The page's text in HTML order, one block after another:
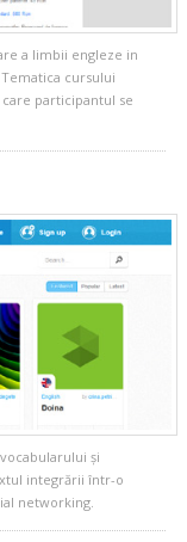
a limbii engleze in
cursului
participantul se
și
integrării într-o
networking.